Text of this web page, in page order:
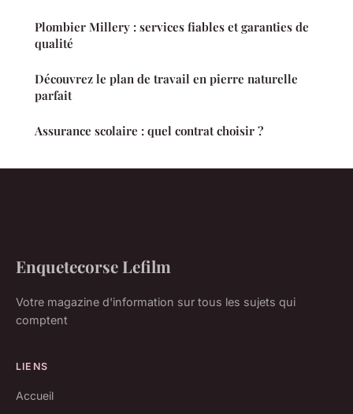
Plombier Millery : services fiables et garanties de
qualité
Découvrez le plan de travail en pierre naturelle
parfait
Assurance scolaire : quel contrat choisir ?
Enquetecorse Lefilm
Votre magazine d'information sur tous les sujets qui
comptent
LIENS
Accueil